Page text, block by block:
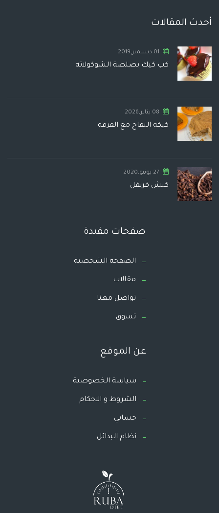
أحدث المقالات
01 ديسمبر,2019
كب كيك بصلصة الشوكولاتة
08 يناير,2026
كيكة التفاح مع القرفة
27 يونيو,2020
كبش قرنفل
صفحات مفيدة
الصفحة الشخصية
مقالات
تواصل معنا
تسوق
عن الموقع
سياسة الخصوصية
الشروط و الاحكام
حسابي
نظام البدائل